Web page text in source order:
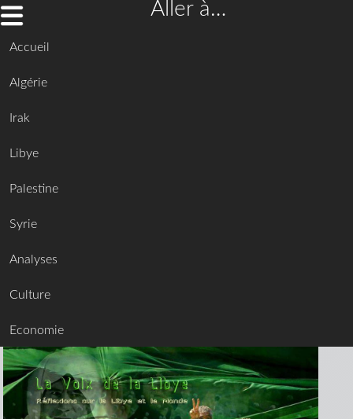
Aller à…
Accueil
Algérie
Irak
Libye
Palestine
Syrie
Analyses
Culture
Economie